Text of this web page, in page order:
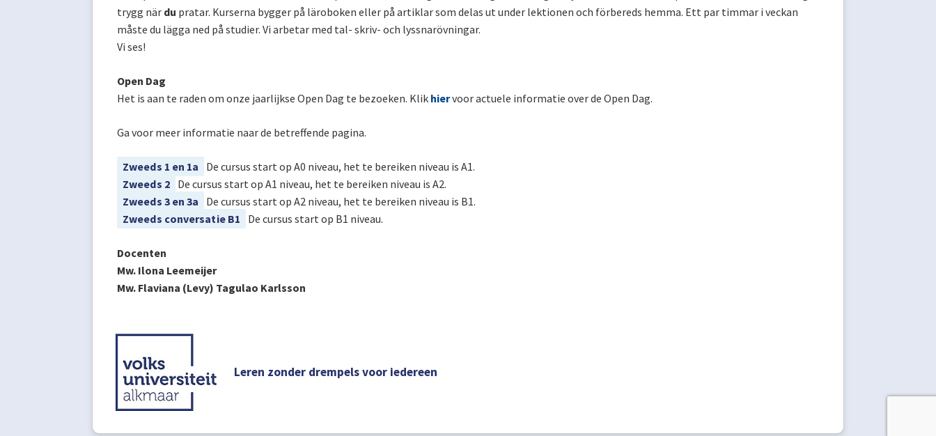
trygg när du pratar. Kurserna bygger på läroboken eller på artiklar som delas ut under lektionen och förbereds hemma. Ett par timmar i veckan
måste du lägga ned på studier. Vi arbetar med tal- skriv- och lyssnarövningar.
Vi ses!
Open Dag
Het is aan te raden om onze jaarlijkse Open Dag te bezoeken. Klik hiervoor actuele informatie over de Open Dag.
Ga voor meer informatie naar de betreffende pagina.
Zweeds 1 en 1a
De cursus start op A0 niveau, het te bereiken niveau is A1.
Zweeds 2
De cursus start op A1 niveau, het te bereiken niveau is A2.
Zweeds 3 en 3a
De cursus start op A2 niveau, het te bereiken niveau is B1.
Zweeds conversatie B1
De cursus start op B1 niveau.
Docenten
Mw. Ilona Leemeijer
Mw. Flaviana (Levy) Tagulao Karlsson
Leren zonder drempels voor iedereen